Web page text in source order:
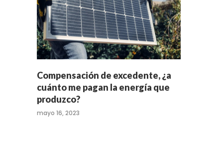
Compensación de excedente, ¿a
cuánto me pagan la energía que
produzco?
mayo 16, 2023